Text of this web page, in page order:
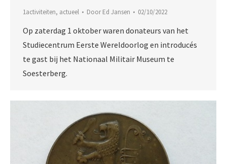
1activiteiten, actueel DoorEd Jansen 02/10/2022
Op zaterdag 1 oktober waren donateurs van het
Studiecentrum Eerste Wereldoorlog en introducés
te gast bij het Nationaal Militair Museum te
Soesterberg.